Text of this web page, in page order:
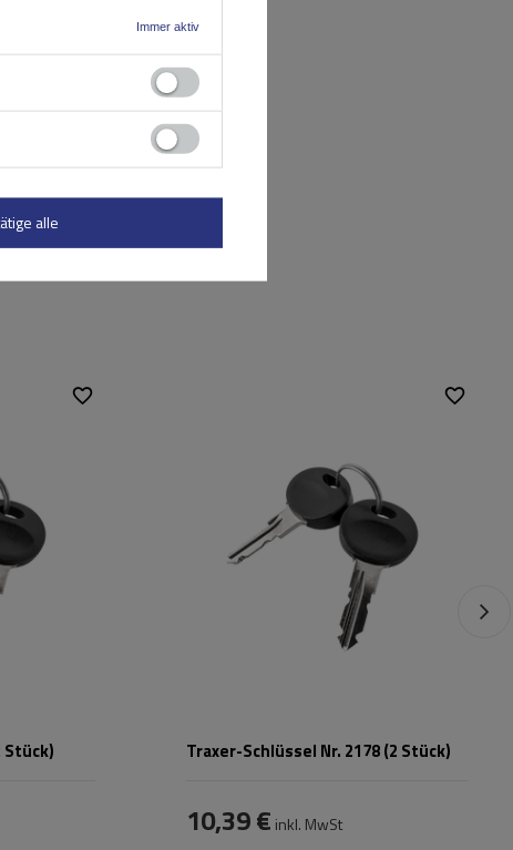
Stück) Traxer-Schlüssel Nr. 2178 (2 Stück)
10,39 € inkl. MwSt
Immer aktiv
alle